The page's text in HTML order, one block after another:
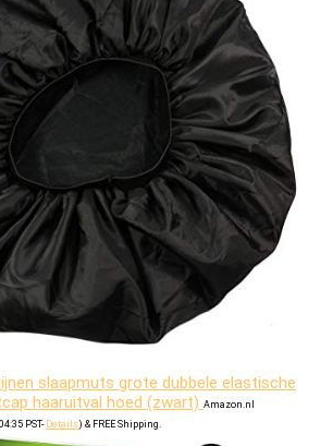
slaapmuts grote dubbele elastische
haaruitval hoed (zwart) Amazon.nl
PST- Details) & FREE Shipping